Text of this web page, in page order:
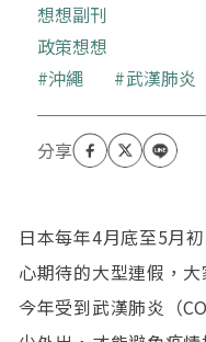
想想副刊
政策想想
關鍵字
沖繩 武漢肺炎
日本每年4月底至5月
心期待的大型連假，
今年受到武漢肺炎（